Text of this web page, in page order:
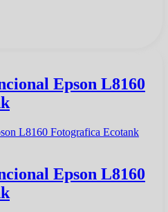
Epson L8160
Epson L8160